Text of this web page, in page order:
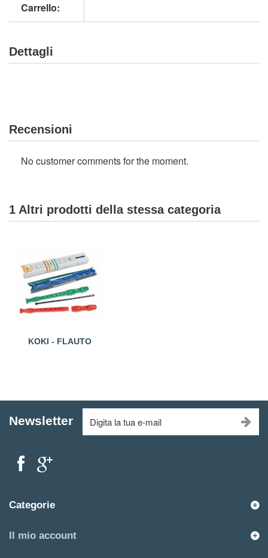
Carrello:
Dettagli
Recensioni
No customer comments for the moment.
1 Altri prodotti della stessa categoria
KOKI - FLAUTO
Newsletter
Categorie
Il mio account